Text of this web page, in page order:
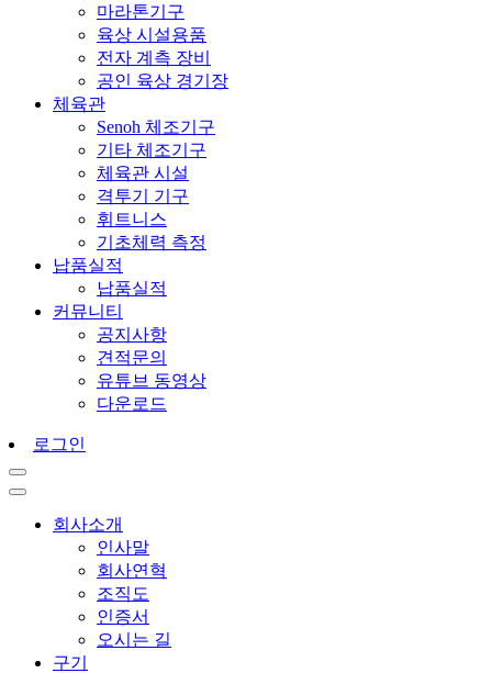
마라톤기구
육상 시설용품
전자 계측 장비
공인 육상 경기장
체육관
Senoh 체조기구
기타 체조기구
체육관 시설
격투기 기구
휘트니스
기초체력 측정
납품실적
납품실적
커뮤니티
공지사항
견적문의
유튜브 동영상
다운로드
로그인
회사소개
인사말
회사연혁
조직도
인증서
오시는 길
구기